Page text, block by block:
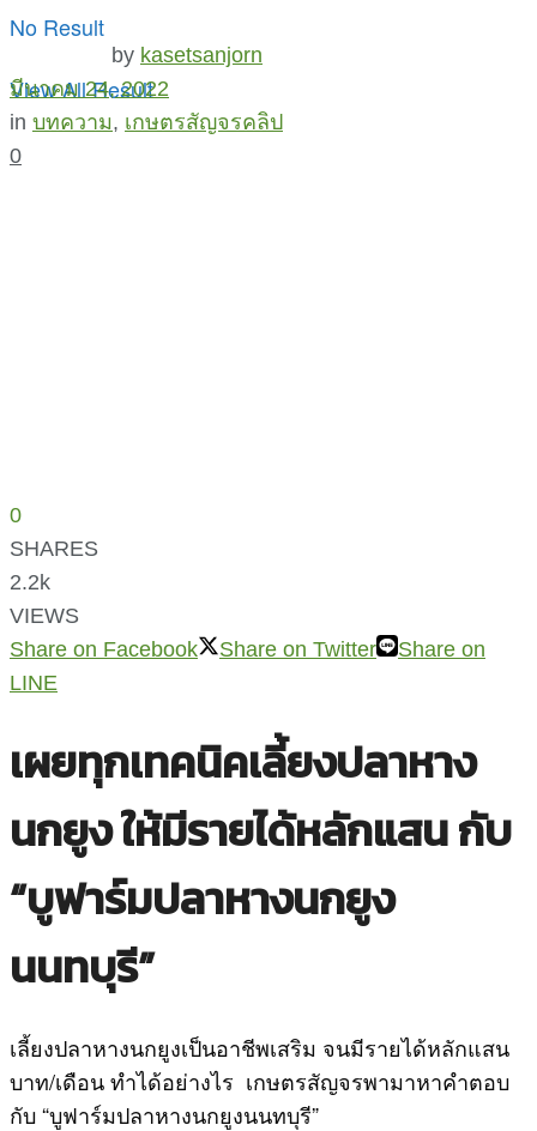
No Result
View All Result
by kasetsanjorn
มีนาคม 24, 2022
in บทความ, เกษตรสัญจรคลิป
0
0
SHARES
2.2k
VIEWS
Share on Facebook
Share on Twitter
Share on
LINE
เผยทุกเทคนิคเลี้ยงปลาหาง
นกยูง ให้มีรายได้หลักแสน กับ
“บูฟาร์มปลาหางนกยูง
นนทบุรี”
เลี้ยงปลาหางนกยูงเป็นอาชีพเสริม จนมีรายได้หลักแสน
บาท/เดือน ทำได้อย่างไร เกษตรสัญจรพามาหาคำตอบ
กับ “บูฟาร์มปลาหางนกยูงนนทบุรี”